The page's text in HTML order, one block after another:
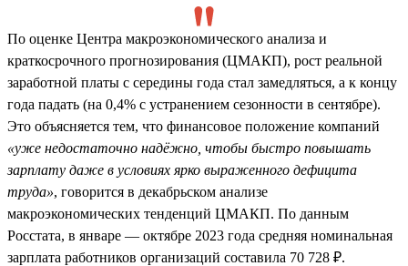
По оценке Центра макроэкономического анализа и
краткосрочного прогнозирования (ЦМАКП), рост реальной
заработной платы с середины года стал замедляться, а к концу
года падать (на 0,4% с устранением сезонности в сентябре).
Это объясняется тем, что финансовое положение компаний
«уже недостаточно надёжно, чтобы быстро повышать
зарплату даже в условиях ярко выраженного дефицита
труда», говорится в декабрьском анализе
макроэкономических тенденций ЦМАКП. По данным
Росстата, в январе — октябре 2023 года средняя номинальная
зарплата работников организаций составила 70 728 ₽.